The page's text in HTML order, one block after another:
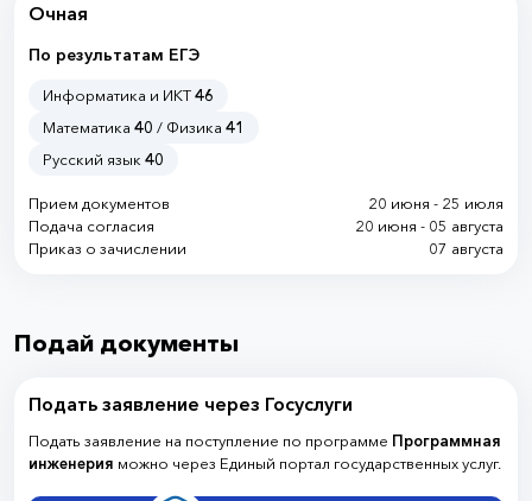
Очная
По результатам ЕГЭ
Информатика и ИКТ46
Математика 40 / Физика 41
Русский язык 40
Прием документов
20 июня - 25 июля
Подача согласия
20 июня - 05 августа
Приказ о зачислении
07 августа
Подай документы
Подать заявление через Госуслуги
Подать заявление на поступление по программе Программная
инженерия можно через Единый портал государственных услуг.